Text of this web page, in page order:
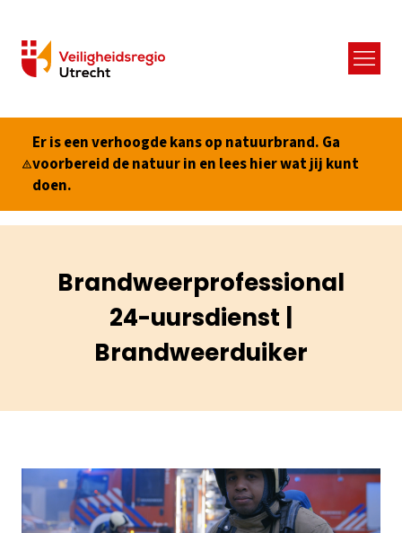
Menu
Er is een verhoogde kans op natuurbrand. Ga
voorbereid de natuur in en lees hier wat jij kunt
doen.
Brandweerprofessional
24-uursdienst |
Brandweerduiker